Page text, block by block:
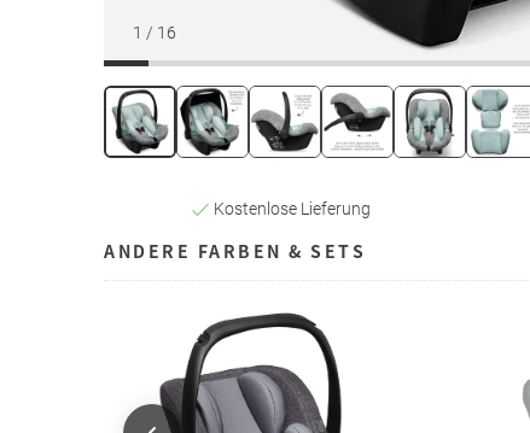
1 / 16
Kostenlose Lieferung
ANDERE FARBEN & SETS